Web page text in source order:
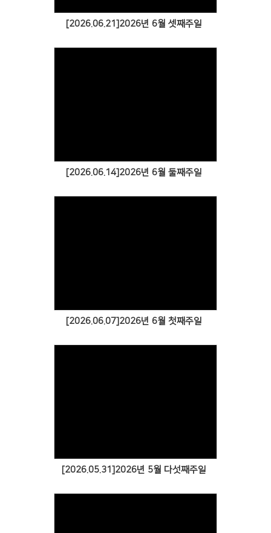
[2026.06.21]2026년 6월 셋째주일
[2026.06.14]2026년 6월 둘째주일
[2026.06.07]2026년 6월 첫째주일
[2026.05.31]2026년 5월 다섯째주일